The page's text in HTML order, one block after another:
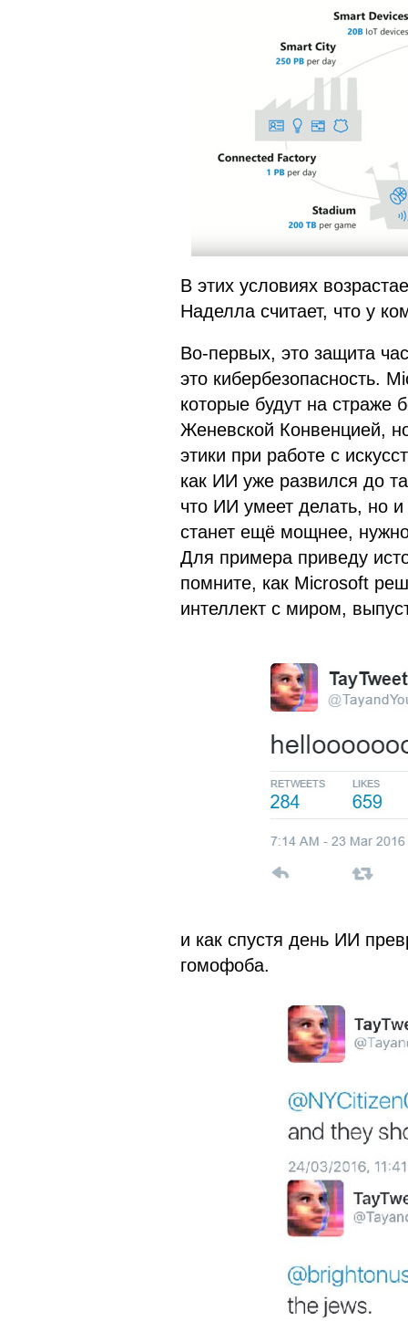
В этих условиях
Наделла считает, что у
Во-первых, это защита
это кибербезопасность.
которые будут на страже
Женевской Конвенцией,
этики при работе с
как ИИ уже развился до
что ИИ умеет делать, но
станет ещё мощнее,
Для примера приведу
помните, как Microsoft
интеллект с миром,
и как спустя день ИИ
гомофоба.